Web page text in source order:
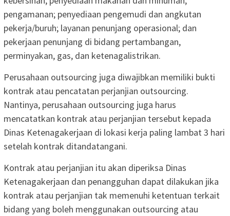
pengamanan; penyediaan pengemudi dan angkutan
pekerja/buruh; layanan penunjang operasional; dan
pekerjaan penunjang di bidang pertambangan,
perminyakan, gas, dan ketenagalistrikan.
Perusahaan outsourcing juga diwajibkan memiliki bukti
kontrak atau pencatatan perjanjian outsourcing.
Nantinya, perusahaan outsourcing juga harus
mencatatkan kontrak atau perjanjian tersebut kepada
Dinas Ketenagakerjaan di lokasi kerja paling lambat 3 hari
setelah kontrak ditandatangani.
Kontrak atau perjanjian itu akan diperiksa Dinas
Ketenagakerjaan dan penangguhan dapat dilakukan jika
kontrak atau perjanjian tak memenuhi ketentuan terkait
bidang yang boleh menggunakan outsourcing atau